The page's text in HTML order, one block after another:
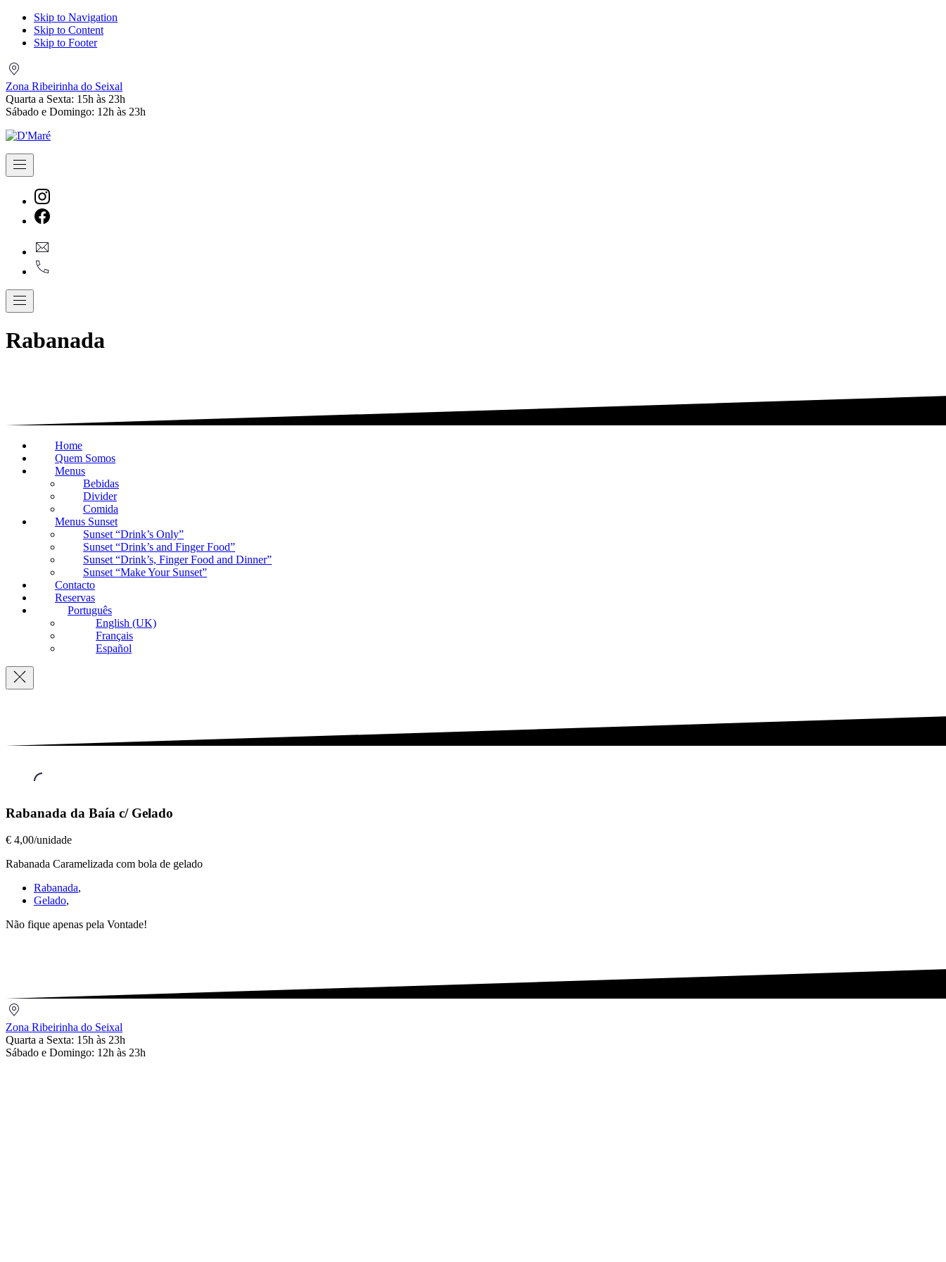
Skip to Navigation
Skip to Content
Skip to Footer
do
Seixal
Zona Ribeirinha do Seixal
Quarta a Sexta: 15h às 23h
Sábado e Domingo: 12h às 23h
Navigation
New
Window
Window
Navigation
Rabanada
Home
Quem Somos
Menus
Bebidas
Divider
Comida
Menus Sunset
Sunset “Drink’s Only”
Sunset “Drink’s and Finger Food”
Sunset “Drink’s, Finger Food and Dinner”
Sunset “Make Your Sunset”
Contacto
Reservas
Português
English (UK)
Français
Español
Navigation
Sobremesas ,
da
c/
€
4,00/unidade
Rabanada da Baía c/ Gelado
€ 4,00/unidade
Rabanada Caramelizada com bola de gelado
Rabanada,
Gelado,
Não fique apenas pela Vontade!
do
Seixal
Zona Ribeirinha do Seixal
Quarta a Sexta: 15h às 23h
Sábado e Domingo: 12h às 23h